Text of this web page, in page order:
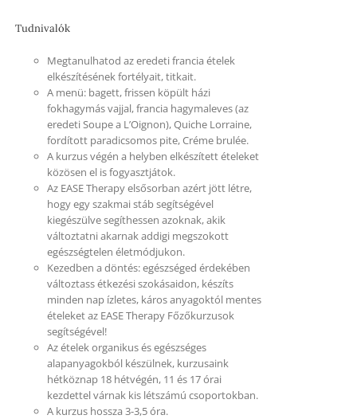
Tudnivalók
Megtanulhatod az eredeti francia ételek
elkészítésének fortélyait, titkait.
A menü: bagett, frissen köpült házi
fokhagymás vajjal, francia hagymaleves (az
eredeti Soupe a L’Oignon), Quiche Lorraine,
fordított paradicsomos pite, Créme brulée.
A kurzus végén a helyben elkészített ételeket
közösen el is fogyasztjátok.
Az EASE Therapy elsősorban azért jött létre,
hogy egy szakmai stáb segítségével
kiegészülve segíthessen azoknak, akik
változtatni akarnak addigi megszokott
egészségtelen életmódjukon.
Kezedben a döntés: egészséged érdekében
változtass étkezési szokásaidon, készíts
minden nap ízletes, káros anyagoktól mentes
ételeket az EASE Therapy Főzőkurzusok
segítségével!
Az ételek organikus és egészséges
alapanyagokból készülnek, kurzusaink
hétköznap 18 hétvégén, 11 és 17 órai
kezdettel várnak kis létszámú csoportokban.
A kurzus hossza 3-3,5 óra.